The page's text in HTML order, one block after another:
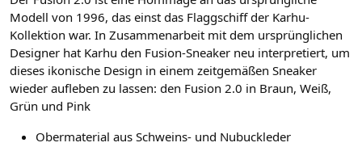
Modell von 1996, das einst das Flaggschiff der Karhu-
Kollektion war. In Zusammenarbeit mit dem ursprünglichen
Designer hat Karhu den Fusion-Sneaker neu interpretiert, um
dieses ikonische Design in einem zeitgemäßen Sneaker
wieder aufleben zu lassen: den Fusion 2.0 in Braun, Weiß,
Grün und Pink
Obermaterial aus Schweins- und Nubuckleder